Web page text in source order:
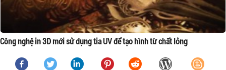
Công nghệ in 3D mới sử dụng tia UV để tạo hình từ chất lỏng